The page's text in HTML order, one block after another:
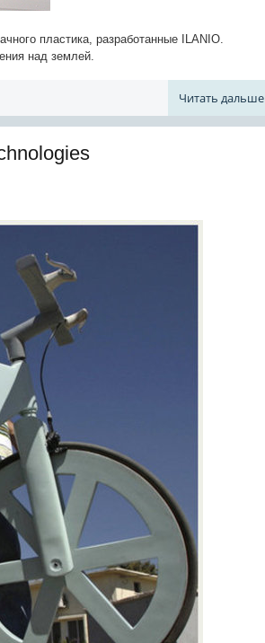
пластика, разработанные ILANIO.
над землей.
Читать дальше